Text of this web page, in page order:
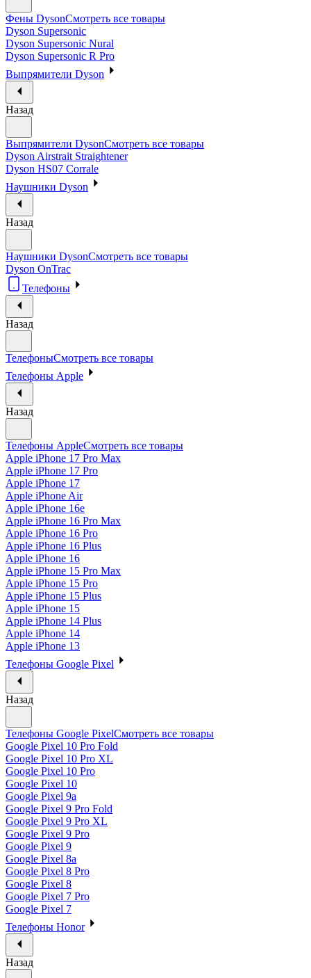
Фены DysonСмотреть все товары
Dyson Supersonic
Dyson Supersonic Nural
Dyson Supersonic R Pro
Выпрямители Dyson
Назад
Выпрямители DysonСмотреть все товары
Dyson Airstrait Straightener
Dyson HS07 Corrale
Наушники Dyson
Назад
Наушники DysonСмотреть все товары
Dyson OnTrac
Телефоны
Назад
ТелефоныСмотреть все товары
Телефоны Apple
Назад
Телефоны AppleСмотреть все товары
Apple iPhone 17 Pro Max
Apple iPhone 17 Pro
Apple iPhone 17
Apple iPhone Air
Apple iPhone 16e
Apple iPhone 16 Pro Max
Apple iPhone 16 Pro
Apple iPhone 16 Plus
Apple iPhone 16
Apple iPhone 15 Pro Max
Apple iPhone 15 Pro
Apple iPhone 15 Plus
Apple iPhone 15
Apple iPhone 14 Plus
Apple iPhone 14
Apple iPhone 13
Телефоны Google Pixel
Назад
Телефоны Google PixelСмотреть все товары
Google Pixel 10 Pro Fold
Google Pixel 10 Pro XL
Google Pixel 10 Pro
Google Pixel 10
Google Pixel 9a
Google Pixel 9 Pro Fold
Google Pixel 9 Pro XL
Google Pixel 9 Pro
Google Pixel 9
Google Pixel 8a
Google Pixel 8 Pro
Google Pixel 8
Google Pixel 7 Pro
Google Pixel 7
Телефоны Honor
Назад